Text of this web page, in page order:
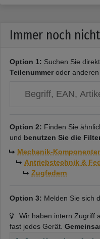
während die Längen L1, L2
mm betragen.
- Anwendung: Spülmaschine
- Drahtstärke: ø 2,5 mm
- Durchmesser: ø 13 mm
- Länge 1: 14 mm
- Länge 2: 50 mm
- Länge 3: 14 mm
Cookmax, Hoonved
Mit dieser Zugfeder können
Betriebsfähigkeit halten und
Geschirr- und Besteckteile
Immer noch
Option 1: Suchen Sie
Teilenummeroder anderen
Option 2: Finden Sie
und benutzen Sie die
Mechanik-
Antriebstechnik &
Zugfedern
Option 3: Melden Sie sich
Wir haben intern Zugriff
fast jedes Gerät.